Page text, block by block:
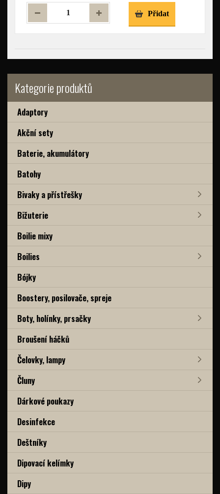
Kategorie produktů
Adaptory
Akční sety
Baterie, akumulátory
Batohy
Bivaky a přístřešky
Bižuterie
Boilie mixy
Boilies
Bójky
Boostery, posilovače, spreje
Boty, holínky, prsačky
Broušení háčků
Čelovky, lampy
Čluny
Dárkové poukazy
Desinfekce
Deštníky
Dipovací kelímky
Dipy
Přidat